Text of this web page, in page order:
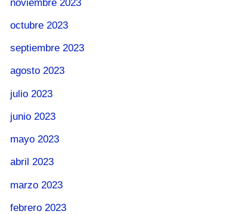
noviembre 2023
octubre 2023
septiembre 2023
agosto 2023
julio 2023
junio 2023
mayo 2023
abril 2023
marzo 2023
febrero 2023